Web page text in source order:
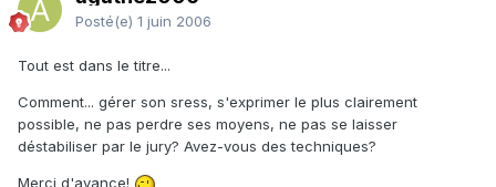
Posté(e) 1 juin 2006
Tout est dans le titre...
Comment... gérer son sress, s'exprimer le plus clairement
possible, ne pas perdre ses moyens, ne pas se laisser
déstabiliser par le jury? Avez-vous des techniques?
Merci d'avance!